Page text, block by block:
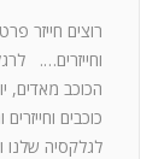
רוצים חייזר
וחייזרים….
הכוכב מאדים,
כוכבים
לגלקסיה